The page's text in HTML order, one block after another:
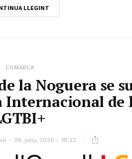
LLEGINT
COMARCA
la Noguera se
de
26, juny, 2020 - 18:22